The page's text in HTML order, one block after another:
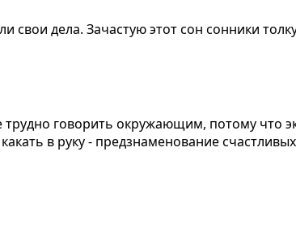
свои дела. Зачастую этот сон сонники
говорить окружающим, потому что
в руку - предзнаменование